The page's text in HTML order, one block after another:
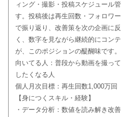
ィング・撮影・投稿スケジュール
す。投稿後は再生回数・フォロワ
で振り返り、改善策を次の企画に
く、数字を見ながら継続的にコン
が、このポジションの醍醐味です。
向いてる人：普段から動画を撮っ
したくなる人
個人月次目標：再生回数1,000万回
【身につくスキル・経験】
・データ分析：数値を読み解き改